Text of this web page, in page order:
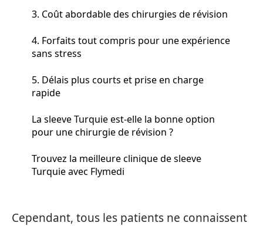
3. Coût abordable des chirurgies de révision
4. Forfaits tout compris pour une expérience
sans stress
5. Délais plus courts et prise en charge
rapide
La sleeve Turquie est-elle la bonne option
pour une chirurgie de révision ?
Trouvez la meilleure clinique de sleeve
Turquie avec Flymedi
Cependant, tous les patients ne connaissent